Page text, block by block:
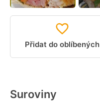
Přidat do oblíbených
Suroviny